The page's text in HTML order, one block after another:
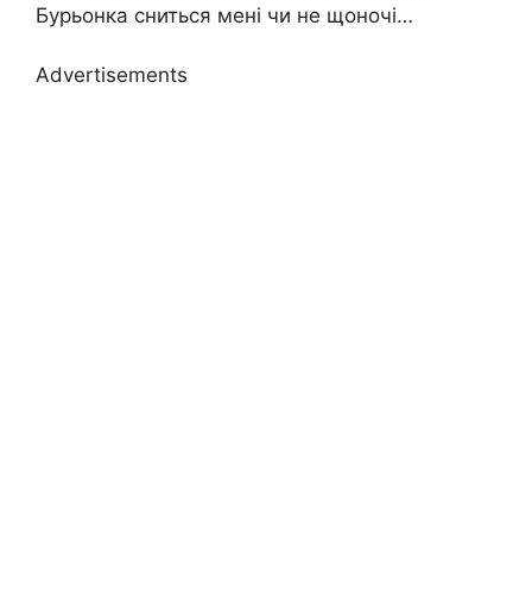
Бурьонка сниться мені чи не щоночі…
Advertisements